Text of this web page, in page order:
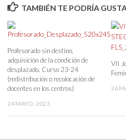
TAMBIÉN TE PODRÍA
Profesorado sin destino,
adquisición de la condición de
desplazado. Curso 23-24
(redistribución o recolocación de
docentes en los centros)
24 MAYO, 2023
VII
26